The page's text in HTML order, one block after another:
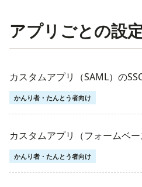
アプリごとの設定
カスタムアプリ（SAML）の
かんり者・たんとう者向け
カスタムアプリ（フォームベ
かんり者・たんとう者向け